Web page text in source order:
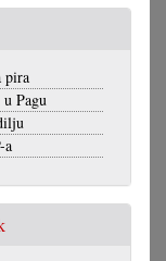
pira
Pagu
a